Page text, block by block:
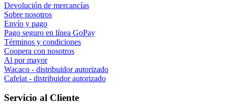
Devolución de mercancías
Sobre nosotros
Envío y pago
Pago seguro en línea GoPay
Términos y condiciones
Coopera con nosotros
Al por mayor
Wacaco - distribuidor autorizado
Cafelat - distribuidor autorizado
Servicio al Cliente